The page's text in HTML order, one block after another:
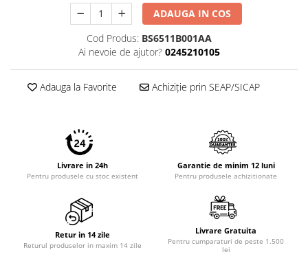
Laptopuri gaming
Ultrabookuri
Laptop-uri 2 in 1
Accesorii laptop
Mini PC AI
Accesorii Printing
Desktop PC
Workstation
All-in-One PC
ADAUGA IN COS
Cod Produs: BS6511B001AA
Ai nevoie de ajutor? 0245210105
Adauga la Favorite Achiziție prin SEAP/SICAP
Livrare in 24h
Pentru produsele cu stoc existent
Garantie de minim 12 luni
Pentru produsele achizitionate
Retur in 14 zile
Returul produselor in maxim 14 zile
Livrare Gratuita
Pentru cumparaturi de peste 1.500
lei